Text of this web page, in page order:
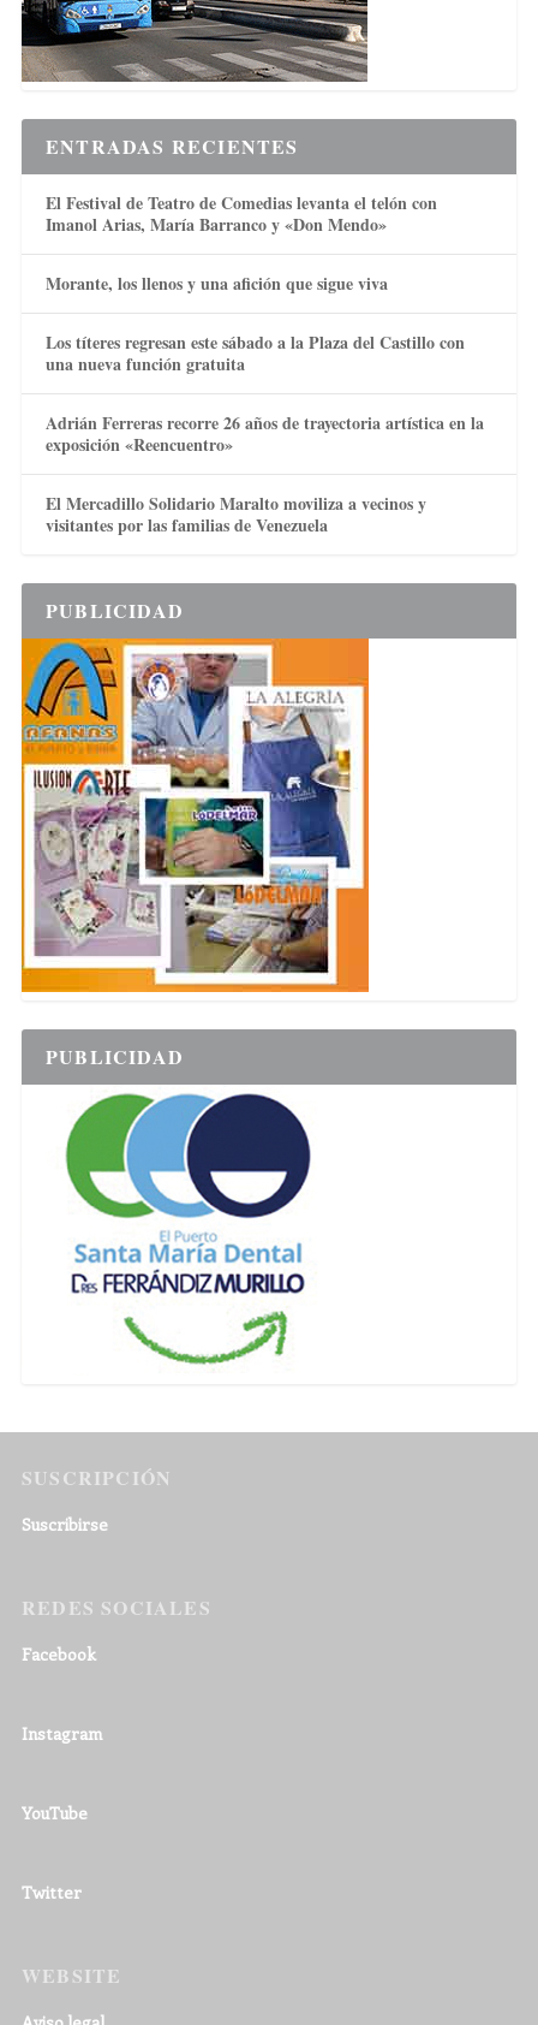
ENTRADAS RECIENTES
El Festival de Teatro de Comedias levanta el telón con
Imanol Arias, María Barranco y «Don Mendo»
Morante, los llenos y una afición que sigue viva
Los títeres regresan este sábado a la Plaza del Castillo con
una nueva función gratuita
Adrián Ferreras recorre 26 años de trayectoria artística en la
exposición «Reencuentro»
El Mercadillo Solidario Maralto moviliza a vecinos y
visitantes por las familias de Venezuela
PUBLICIDAD
PUBLICIDAD
SUSCRIPCIÓN
Suscribirse
REDES SOCIALES
Facebook
Instagram
YouTube
Twitter
WEBSITE